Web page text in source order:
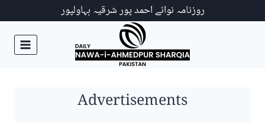
روزنامہ نوائے احمد پور شرقیہ بہاولپور
Advertisements